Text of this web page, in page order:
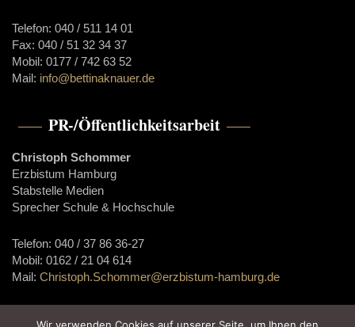
Telefon: 040 / 511 14 01
Fax: 040 / 51 32 34 37
Mobil: 0177 / 742 63 52
Mail: info@bettinaknauer.de
PR-/Öffentlichkeitsarbeit
Christoph Schommer
Erzbistum Hamburg
Stabstelle Medien
Sprecher Schule & Hochschule
Telefon: 040 / 37 86 36-27
Mobil: 0162 / 21 04 614
Mail: Christoph.Schommer@erzbistum-hamburg.de